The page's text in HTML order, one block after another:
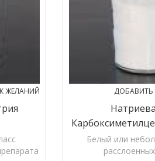
ЖЕЛАНИЙ
Белый или